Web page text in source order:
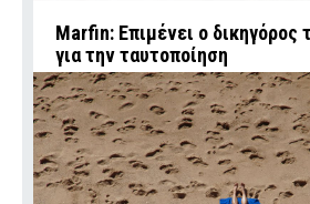
Marfin: Επιμένει ο δικηγόρος
για την ταυτοποίηση